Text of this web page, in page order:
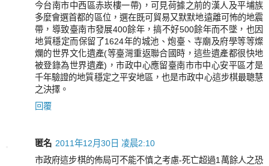
今台南市中西區赤崁樓一帶)，可見荷據之前的漢人及平埔族
多麼會選首都的區位，選在既可貿易又默默地遠離可怖的地震
帶，導致臺南市發展400餘年，搞不好500餘年而不墜，也因
地質穩定而保留了1624年的城池、炮臺、寺廟及府學等等燦
爛的世界文化遺產(等臺灣重返聯合國時，這些遺產都很快地
被登錄為世界遺產)，市政中心應留臺南市市中心安平區才是
千年驗證的地質穩定之平安地區，也是市政中心這步棋最聰慧
之決擇。
回覆
匿名 2011年12月30日 凌晨2:10
市政府這步棋的佈局可不能不慎之考慮-死亡超過1萬餘人之恐